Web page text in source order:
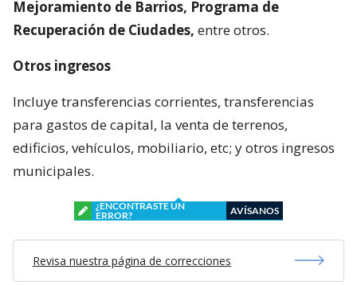
Mejoramiento de Barrios, Programa de
Recuperación de Ciudades, entre otros.
Otros ingresos
Incluye transferencias corrientes, transferencias
para gastos de capital, la venta de terrenos,
edificios, vehículos, mobiliario, etc; y otros ingresos
municipales.
¿ENCONTRASTE UN
ERROR?
AVÍSANOS
Revisa nuestra página de correcciones